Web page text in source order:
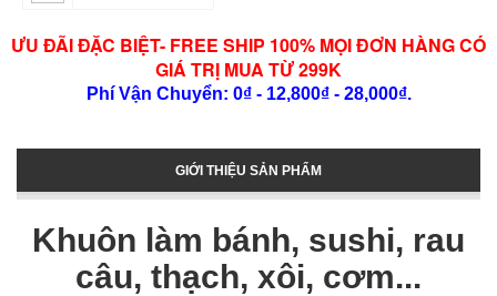
ƯU ĐÃI ĐẶC BIỆT- FREE SHIP 100% MỌI ĐƠN HÀNG CÓ
GIÁ TRỊ MUA TỪ 299K
Phí Vận Chuyển: 0₫ - 12,800₫ - 28,000₫.
GIỚI THIỆU SẢN PHẨM
Khuôn làm bánh, sushi, rau
câu, thạch, xôi, cơm...